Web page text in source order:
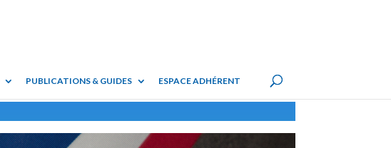
PUBLICATIONS & GUIDES ESPACE ADHÉRENT